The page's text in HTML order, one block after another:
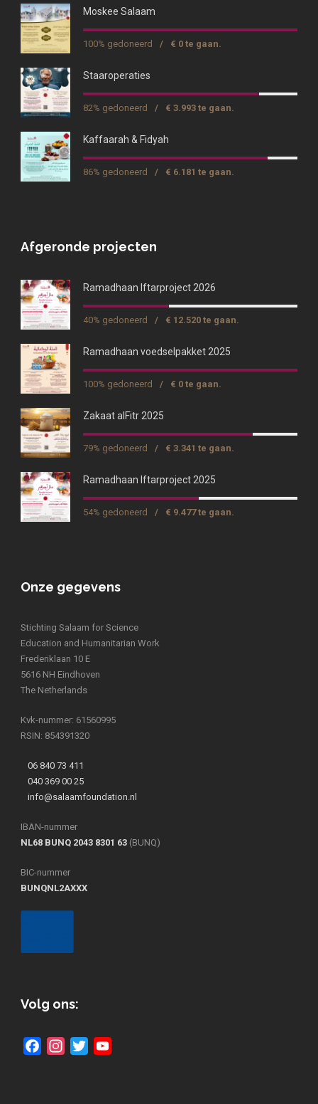
Moskee Salaam
100% gedoneerd / € 0 te gaan.
Staaroperaties
82% gedoneerd / € 3.993 te gaan.
Kaffaarah & Fidyah
86% gedoneerd / € 6.181 te gaan.
Afgeronde projecten
Ramadhaan Iftarproject 2026
40% gedoneerd / € 12.520 te gaan.
Ramadhaan voedselpakket 2025
100% gedoneerd / € 0 te gaan.
Zakaat alFitr 2025
79% gedoneerd / € 3.341 te gaan.
Ramadhaan Iftarproject 2025
54% gedoneerd / € 9.477 te gaan.
Onze gegevens
Stichting Salaam for Science
Education and Humanitarian Work
Frederiklaan 10 E
5616 NH Eindhoven
The Netherlands
Kvk-nummer: 61560995
RSIN: 854391320
06 840 73 411
040 369 00 25
info@salaamfoundation.nl
IBAN-nummer
NL68 BUNQ 2043 8301 63 (BUNQ)
BIC-nummer
BUNQNL2AXXX
Volg ons:
FacebookInstagram
Twitter